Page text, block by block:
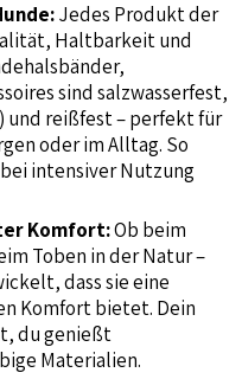
Jedes Produkt der
Haltbarkeit und
sind salzwasserfest,
und reißfest – perfekt für
oder im Alltag. So
intensiver Nutzung
Komfort:Ob beim
Toben in der Natur –
dass sie eine
Komfort bietet. Dein
du genießt
Materialien.